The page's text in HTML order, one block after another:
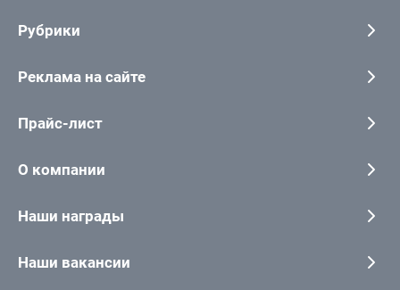
Рубрики
Реклама на сайте
Прайс-лист
О компании
Наши награды
Наши вакансии